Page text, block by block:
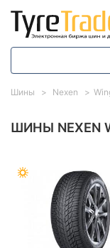
ШИНЫ NEXEN
Шины Nexen
Диапазон цен